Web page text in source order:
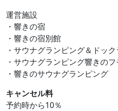
運営施設
・響きの宿
・響きの宿別館
・サウナグランピング＆ドッ
・サウナグランピング響きのフ
・響きのサウナグランピング
キャンセル料
予約時から10％